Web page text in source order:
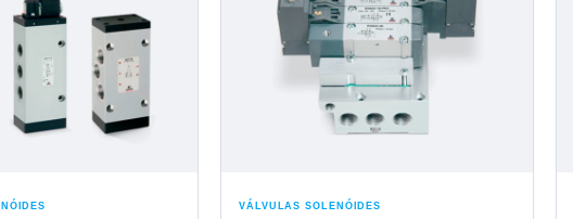
VÁLVULAS SOLENÓIDES